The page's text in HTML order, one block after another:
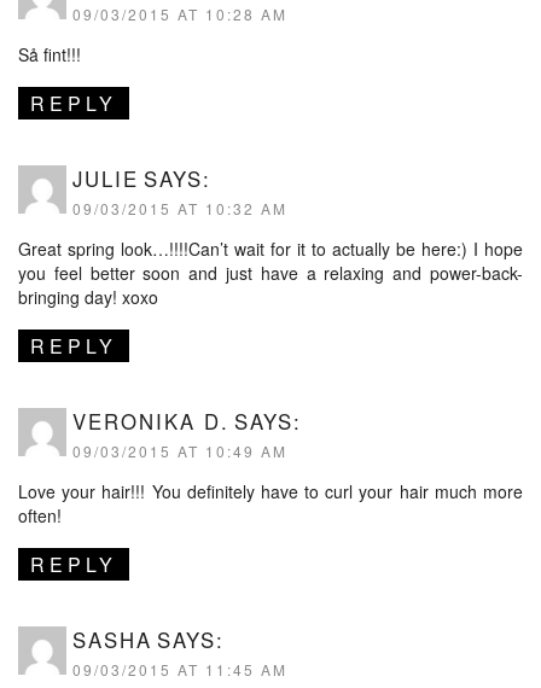
09/03/2015 AT 10:28 AM
Så fint!!!
REPLY
JULIE SAYS:
09/03/2015 AT 10:32 AM
Great spring look…!!!!Can’t wait for it to actually be here:) I hope
you feel better soon and just have a relaxing and power-back-
bringing day! xoxo
REPLY
VERONIKA D. SAYS:
09/03/2015 AT 10:49 AM
Love your hair!!! You definitely have to curl your hair much more
often!
REPLY
SASHA SAYS:
09/03/2015 AT 11:45 AM